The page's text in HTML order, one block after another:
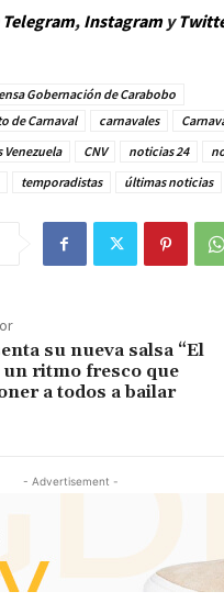
Telegram, Instagramy
Gobernación de Carabobo
de Carnaval carnavales
CNV noticias 24
temporadistas últimas noticias
su nueva salsa “El
ritmo fresco que
a todos a bailar
- Advertisement -